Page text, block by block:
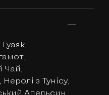
Чай,
з Тунісу,
Апельсин,